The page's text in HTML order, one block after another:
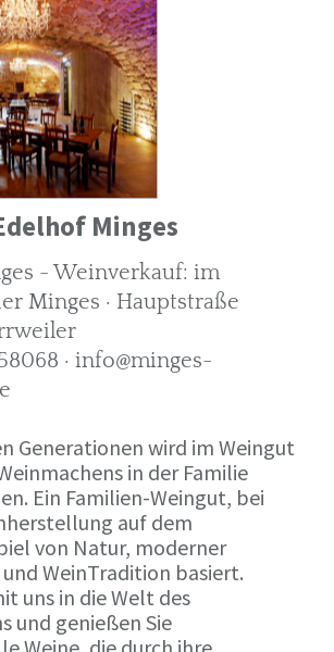
Minges
- Weinverkauf: im
Minges · Hauptstraße
· info@minges-
Generationen wird im Weingut
in der Familie
Ein Familien-Weingut, bei
auf dem
von Natur, moderner
WeinTradition basiert.
uns in die Welt des
und genießen Sie